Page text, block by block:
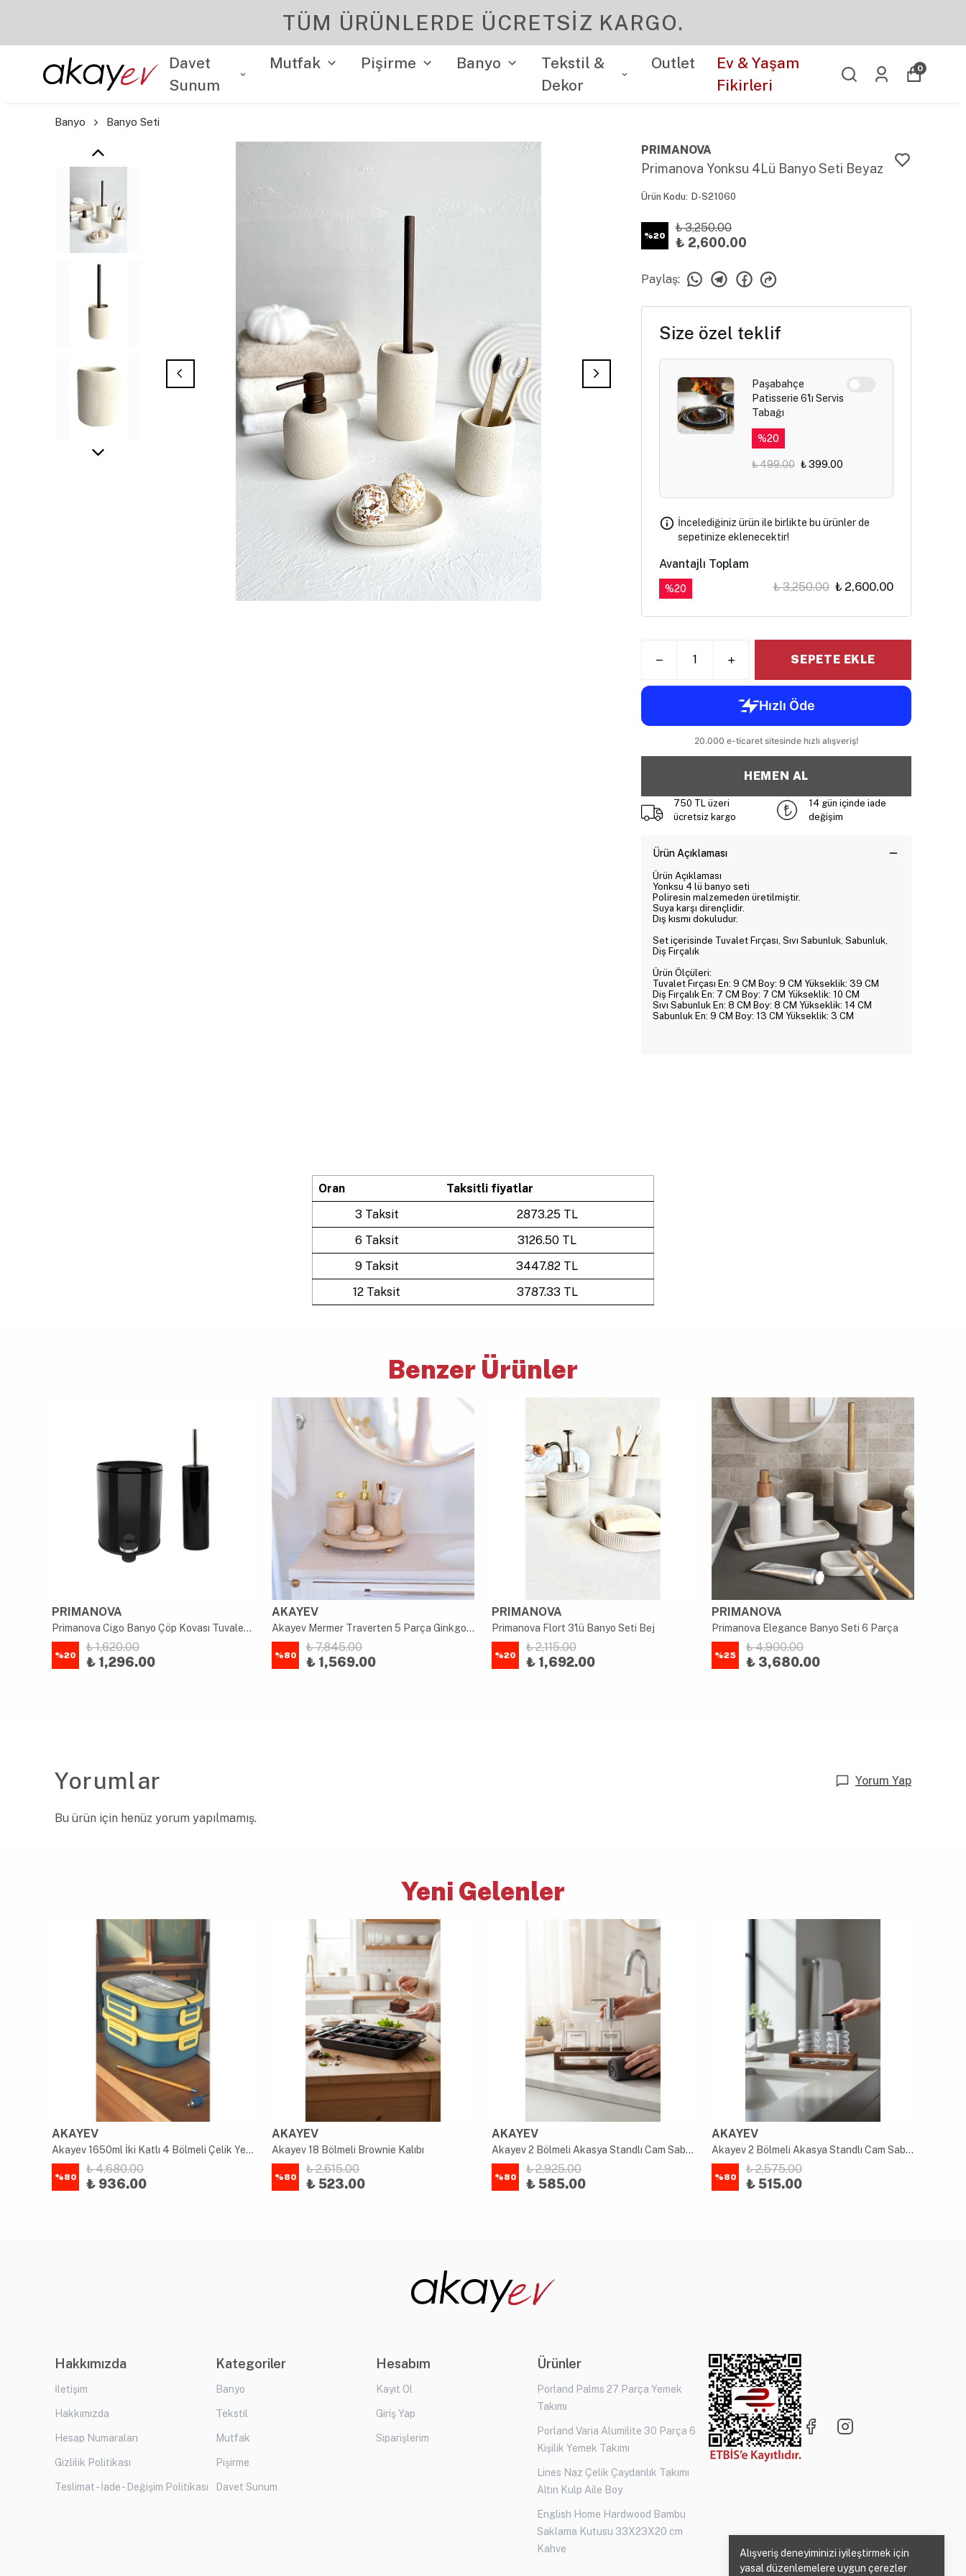
YENI SEZON ÜRÜNLER
Davet
Sunum
Mutfak Pişirme Banyo
Tekstil &
Dekor
Outlet
Ev & Yaşam
Fikirleri
0
Alışveriş deneyiminizi iyileştirmek için
yasal düzenlemelere uygun çerezler
Banyo Banyo Seti
PRIMANOVA
Primanova Yonksu 4Lü Banyo Seti Beyaz
Ürün Kodu: D-S21060
%20
₺ 3,250.00
₺ 2,600.00
Paylaş:
Size özel teklif
Paşabahçe
Patisserie 6'lı Servis
Tabağı
%20
₺ 499.00 ₺ 399.00
İncelediğiniz ürün ile birlikte bu ürünler de
sepetinize eklenecektir!
Avantajlı Toplam
%20 ₺ 3,250.00 ₺ 2,600.00
SEPETE EKLE
HEMEN AL
750 TL üzeri
ücretsiz kargo
14 gün içinde iade
değişim
Ürün Açıklaması
Ürün Açıklaması
Yonksu 4 lü banyo seti
Poliresin malzemeden üretilmiştir.
Suya karşı dirençlidir.
Dış kısmı dokuludur.
Set içerisinde Tuvalet Fırçası, Sıvı Sabunluk, Sabunluk,
Diş Fırçalık
Ürün Ölçüleri:
Tuvalet Fırçası En: 9 CM Boy: 9 CM Yükseklik: 39 CM
Diş Fırçalık En: 7 CM Boy: 7 CM Yükseklik: 10 CM
Sıvı Sabunluk En: 8 CM Boy: 8 CM Yükseklik: 14 CM
Sabunluk En: 9 CM Boy: 13 CM Yükseklik: 3 CM
Oran
Taksitli fiyatlar
3 Taksit
2873.25 TL
6 Taksit
3126.50 TL
9 Taksit
3447.82 TL
12 Taksit
3787.33 TL
Benzer Ürünler
PRIMANOVA
Primanova Cigo Banyo Çöp Kovası Tuvalet Fırçası Set 2'li Siyah
%20
₺ 1,620.00
₺ 1,296.00
AKAYEV
Akayev Mermer Traverten 5 Parça Ginkgo Banyo Seti
%80
₺ 7,845.00
₺ 1,569.00
PRIMANOVA
Primanova Flort 3'lü Banyo Seti Bej
%20
₺ 2,115.00
₺ 1,692.00
PRIMANOVA
Primanova Elegance Banyo Seti 6 Parça
%25
₺ 4,900.00
₺ 3,680.00
Yorumlar Yorum Yap
Bu ürün için henüz yorum yapılmamış.
Yeni Gelenler
AKAYEV
Akayev 1650ml İki Katlı 4 Bölmeli Çelik Yemek Kabı Mavi
%80
₺ 4,680.00
₺ 936.00
AKAYEV
Akayev 18 Bölmeli Brownie Kalıbı
%80
₺ 2,615.00
₺ 523.00
AKAYEV
Akayev 2 Bölmeli Akasya Standlı Cam Sabunluk ve Diş Fırçalık Seti
%80
₺ 2,925.00
₺ 585.00
AKAYEV
Akayev 2 Bölmeli Akasya Standlı Cam Sabunluk ve Diş Fırçalık Seti
%80
₺ 2,575.00
₺ 515.00
Hakkımızda
İletişim
Hakkımızda
Hesap Numaraları
Gizlilik Politikası
Teslimat - İade - Değişim Politikası
Kategoriler
Banyo
Tekstil
Mutfak
Pişirme
Davet Sunum
Hesabım
Kayıt Ol
Giriş Yap
Siparişlerim
Ürünler
Porland Palms 27 Parça Yemek
Takımı
Porland Varia Alumilite 30 Parça 6
Kişilik Yemek Takımı
Lines Naz Çelik Çaydanlık Takımı
Altın Kulp Aile Boy
English Home Hardwood Bambu
Saklama Kutusu 33X23X20 cm
Kahve